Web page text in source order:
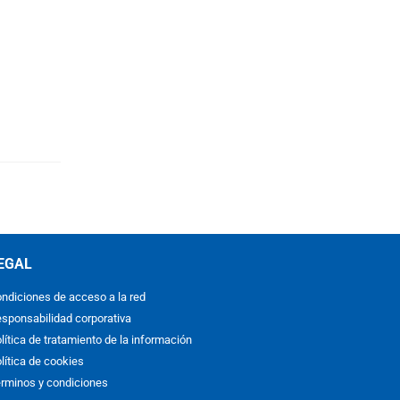
de acceso a la red
corporativa
de tratamiento de la información
de cookies
y condiciones